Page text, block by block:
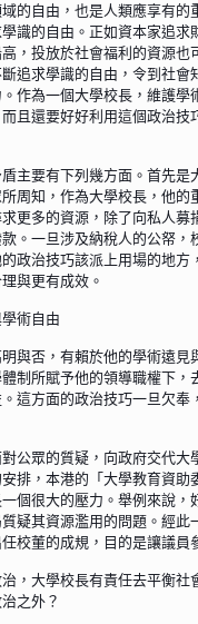
的自由，也是人類應享有的
識的自由。正如資本家追求
，投放於社會福利的資源也
追求學識的自由，令到社會
作為一個大學校長，維護學
且還要好好利用這個政治技
主要有下列幾方面。首先是
周知，作為大學校長，他的
更多的資源，除了向私人募
。一旦涉及納稅人的公帑，
政治技巧該派上用場的地方
與更有成效。
術自由
與否，有賴於他的學術遠見
制所賦予他的領導職權下，
這方面的政治技巧一旦欠奉
公眾的質疑，向政府交代大
排，本港的「大學教育資助
個很大的壓力。舉例來說，
疑其資源濫用的問題。經此
校董的成規，目的是讓議員
，大學校長有責任去平衡社
之外？